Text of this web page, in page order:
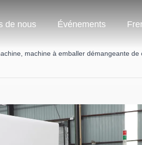
de nous Événements
machine à emballer démangeante de